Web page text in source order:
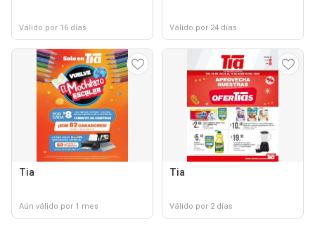
Válido por 16 días Válido por 24 días
Tia
Aún válido por 1 mes
Tia
Válido por 2 días